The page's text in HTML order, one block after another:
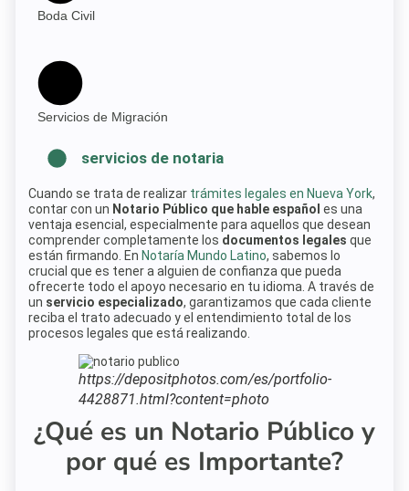
Boda Civil
Servicios de Migración
servicios de notaria
Cuando se trata de realizar trámites legales en Nueva York,
contar con un Notario Público que hable español es una
ventaja esencial, especialmente para aquellos que desean
comprender completamente los documentos legales que
están firmando. En Notaría Mundo Latino, sabemos lo
crucial que es tener a alguien de confianza que pueda
ofrecerte todo el apoyo necesario en tu idioma. A través de
un servicio especializado, garantizamos que cada cliente
reciba el trato adecuado y el entendimiento total de los
procesos legales que está realizando.
https://depositphotos.com/es/portfolio-
4428871.html?content=photo
¿Qué es un Notario Público y
por qué es Importante?